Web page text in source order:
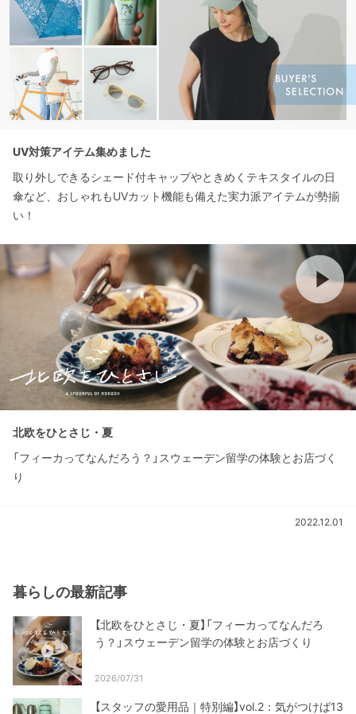
UV対策アイテム集めました
取り外しできるシェード付キャップやときめくテキスタイルの日
傘など、おしゃれもUVカット機能も備えた実力派アイテムが勢揃
い！
北欧をひとさじ・夏
「フィーカってなんだろう？」スウェーデン留学の体験とお店づく
り
2022.12.01
暮らしの最新記事
【北欧をひとさじ・夏】「フィーカってなんだろ
う？」スウェーデン留学の体験とお店づくり
2026/07/31
【スタッフの愛用品｜特別編】vol.2：気がつけば13